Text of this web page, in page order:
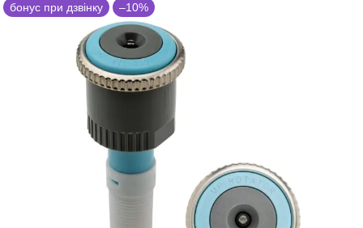
бонус при дзвінку –10%